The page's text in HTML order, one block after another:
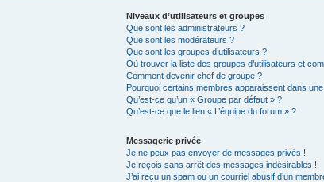
Niveaux d’utilisateurs et groupes
Que sont les administrateurs ?
Que sont les modérateurs ?
Que sont les groupes d’utilisateurs ?
Où trouver la liste des groupes d’utilisateurs et
Comment devenir chef de groupe ?
Pourquoi certains membres apparaissent dans
Qu’est-ce qu’un « Groupe par défaut » ?
Qu’est-ce que le lien « L’équipe du forum » ?
Messagerie privée
Je ne peux pas envoyer de messages privés !
Je reçois sans arrêt des messages indésirables !
J’ai reçu un spam ou un courriel abusif d’un